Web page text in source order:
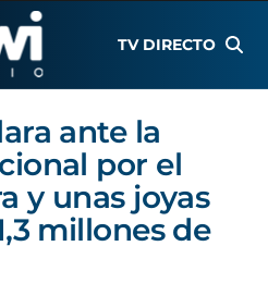
TV DIRECTO
ante la
por el
y unas joyas
millones de